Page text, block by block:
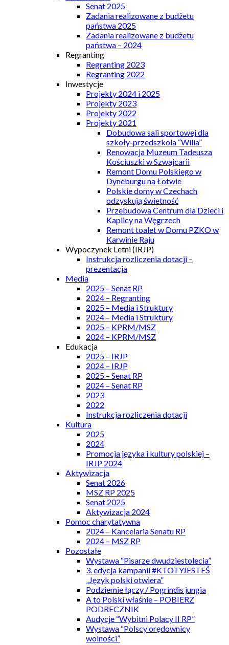
Senat 2025
Zadania realizowane z budżetu
państwa 2025
Zadania realizowane z budżetu
państwa – 2024
Regranting
Regranting 2023
Regranting 2022
Inwestycje
Projekty 2024 i 2025
Projekty 2023
Projekty 2022
Projekty 2021
Dobudowa sali sportowej dla
szkoły-przedszkola “Wilia”
Renowacja Muzeum Tadeusza
Kościuszki w Szwajcarii
Remont Domu Polskiego w
Dyneburgu na Łotwie
Polskie domy w Czechach
odzyskują świetność
Przebudowa Centrum dla Dzieci i
Kaplicy na Węgrzech
Remont toalet w Domu PZKO w
Karwinie Raju
Wypoczynek Letni (IRJP)
Instrukcja rozliczenia dotacji –
prezentacja
Media
2025 – Senat RP
2024 – Regranting
2025 – Media i Struktury
2024 – Media i Struktury
2025 – KPRM/MSZ
2024 – KPRM/MSZ
Edukacja
2025 – IRJP
2024 – IRJP
2025 – Senat RP
2024 – Senat RP
2023
2022
Instrukcja rozliczenia dotacji
Kultura
2025
2024
Promocja języka i kultury polskiej –
IRJP 2024
Aktywizacja
Senat 2026
MSZ RP 2025
Senat 2025
Aktywizacja 2024
Pomoc charytatywna
2024 – Kancelaria Senatu RP
2024 – MSZ RP
Pozostałe
Wystawa “Pisarze dwudziestolecia”
3. edycja kampanii #KTOTYJESTEŚ
„Język polski otwiera”
Podziemie łączy / Pogrindis jungia
A to Polski właśnie – POBIERZ
PODRECZNIK
Audycje “Wybitni Polacy II RP”
Wystawa “Polscy orędownicy
wolności”